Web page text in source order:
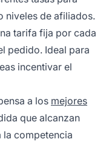
niveles de afiliados.
tarifa fija por cada
pedido. Ideal para
incentivar el
a los mejores
que alcanzan
la competencia